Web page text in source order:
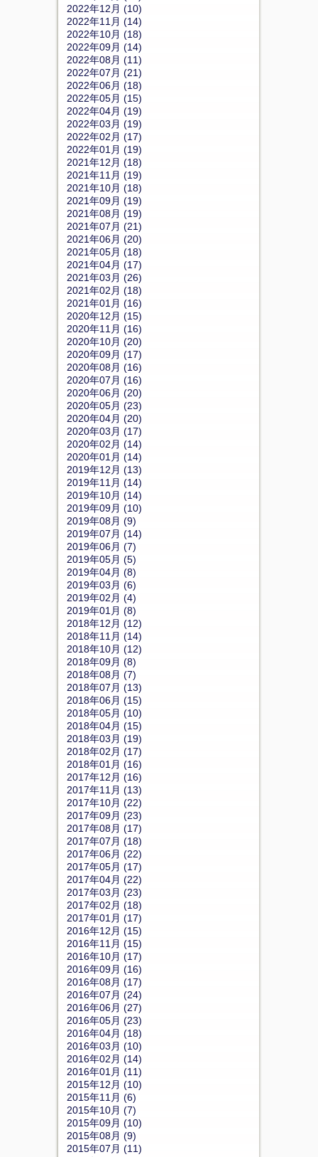
2022年12月 (10)
2022年11月 (14)
2022年10月 (18)
2022年09月 (14)
2022年08月 (11)
2022年07月 (21)
2022年06月 (18)
2022年05月 (15)
2022年04月 (19)
2022年03月 (19)
2022年02月 (17)
2022年01月 (19)
2021年12月 (18)
2021年11月 (19)
2021年10月 (18)
2021年09月 (19)
2021年08月 (19)
2021年07月 (21)
2021年06月 (20)
2021年05月 (18)
2021年04月 (17)
2021年03月 (26)
2021年02月 (18)
2021年01月 (16)
2020年12月 (15)
2020年11月 (16)
2020年10月 (20)
2020年09月 (17)
2020年08月 (16)
2020年07月 (16)
2020年06月 (20)
2020年05月 (23)
2020年04月 (20)
2020年03月 (17)
2020年02月 (14)
2020年01月 (14)
2019年12月 (13)
2019年11月 (14)
2019年10月 (14)
2019年09月 (10)
2019年08月 (9)
2019年07月 (14)
2019年06月 (7)
2019年05月 (5)
2019年04月 (8)
2019年03月 (6)
2019年02月 (4)
2019年01月 (8)
2018年12月 (12)
2018年11月 (14)
2018年10月 (12)
2018年09月 (8)
2018年08月 (7)
2018年07月 (13)
2018年06月 (15)
2018年05月 (10)
2018年04月 (15)
2018年03月 (19)
2018年02月 (17)
2018年01月 (16)
2017年12月 (16)
2017年11月 (13)
2017年10月 (22)
2017年09月 (23)
2017年08月 (17)
2017年07月 (18)
2017年06月 (22)
2017年05月 (17)
2017年04月 (22)
2017年03月 (23)
2017年02月 (18)
2017年01月 (17)
2016年12月 (15)
2016年11月 (15)
2016年10月 (17)
2016年09月 (16)
2016年08月 (17)
2016年07月 (24)
2016年06月 (27)
2016年05月 (23)
2016年04月 (18)
2016年03月 (10)
2016年02月 (14)
2016年01月 (11)
2015年12月 (10)
2015年11月 (6)
2015年10月 (7)
2015年09月 (10)
2015年08月 (9)
2015年07月 (11)